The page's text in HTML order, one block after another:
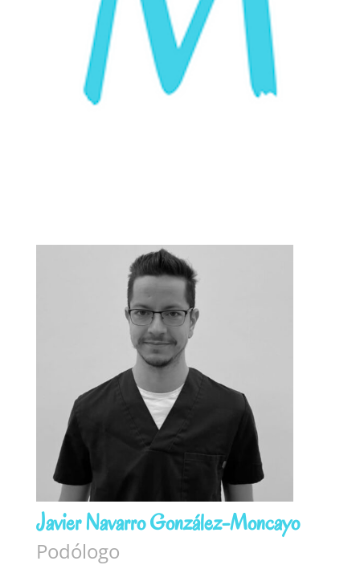
Javier Navarro González-Moncayo
Podólogo